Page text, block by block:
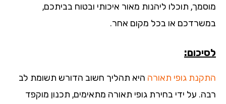
תוכלו ליהנות מאור איכותי ובטוח בביתכם,
או בכל מקום אחר.
גופי תאורההיא תהליך חשוב הדורש תשומת לב
על ידי בחירת גופי תאורה מתאימים, תכנון מוקפד